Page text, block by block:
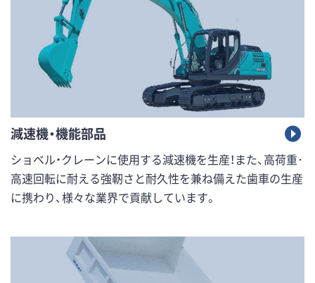
減速機・機能部品
ショベル・クレーンに使用する減速機を生産！また、高荷重･
高速回転に耐える強靭さと耐久性を兼ね備えた歯車の生産
に携わり、様々な業界で貢献しています。